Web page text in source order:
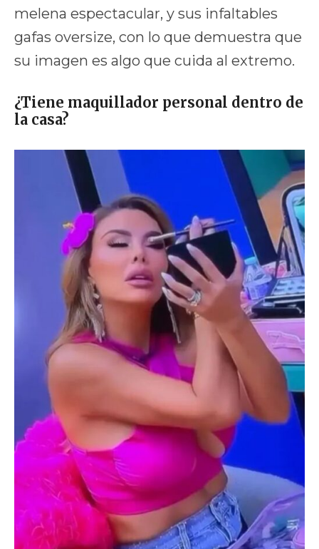
melena espectacular, y sus infaltables
gafas oversize, con lo que demuestra que
su imagen es algo que cuida al extremo.
¿Tiene maquillador personal dentro de
la casa?